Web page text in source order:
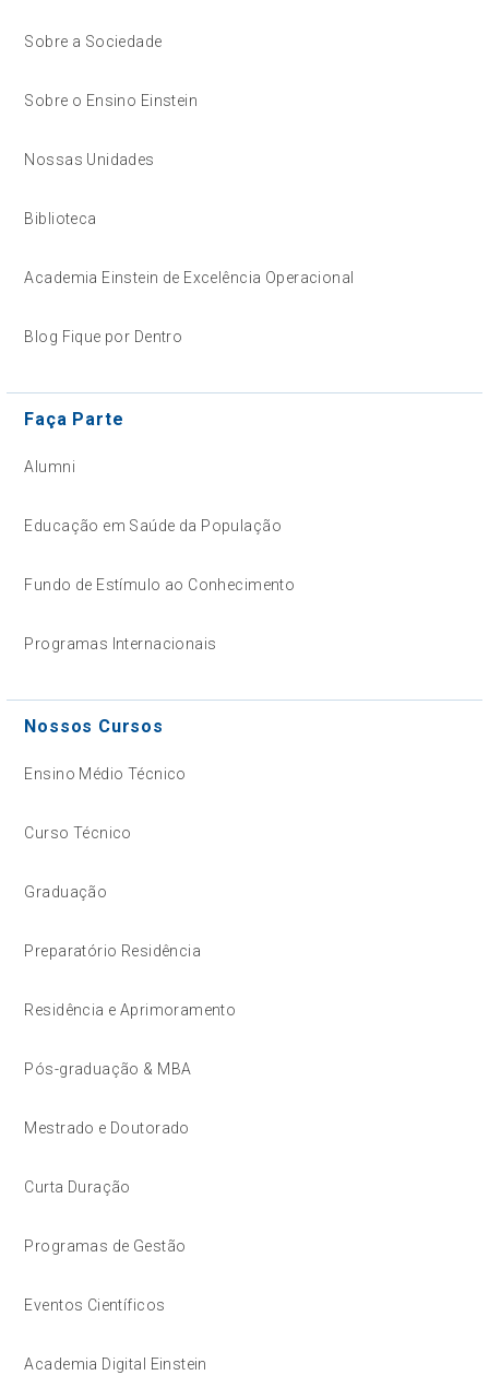
Sobre a Sociedade
Sobre o Ensino Einstein
Nossas Unidades
Biblioteca
Academia Einstein de Excelência Operacional
Blog Fique por Dentro
Faça Parte
Alumni
Educação em Saúde da População
Fundo de Estímulo ao Conhecimento
Programas Internacionais
Nossos Cursos
Ensino Médio Técnico
Curso Técnico
Graduação
Preparatório Residência
Residência e Aprimoramento
Pós-graduação & MBA
Mestrado e Doutorado
Curta Duração
Programas de Gestão
Eventos Científicos
Academia Digital Einstein